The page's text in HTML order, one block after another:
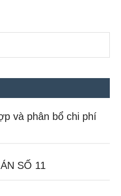
và phân bổ chi phí
SỐ 11